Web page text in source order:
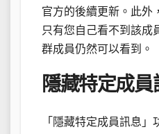
官方的後續更新。此外
只有您自己看不到該成
群成員仍然可以看到。
隱藏特定成
「隱藏特定成員訊息」